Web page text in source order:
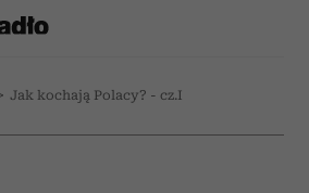
Jak kochają Polacy? - cz.I